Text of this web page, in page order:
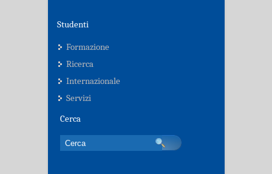
Studenti
Formazione
Ricerca
Internazionale
Servizi
Cerca